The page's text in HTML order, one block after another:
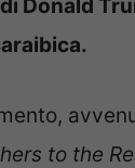
Donald
to the